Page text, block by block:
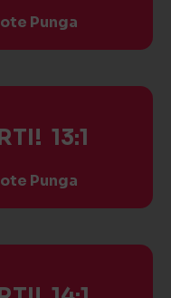
Punga
13:1
Punga